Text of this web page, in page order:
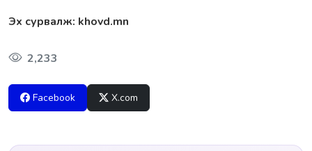
Эх сурвалж: khovd.mn
2,233
Facebook X.com